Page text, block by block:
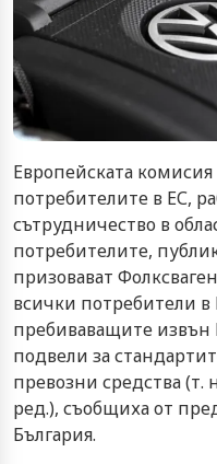
Европейската
потребителите в ЕС,
сътрудничество в
потребителите,
призовават
всички потребители
пребиваващите извън
подвели за
превозни средства (т.
ред.), съобщиха от
България.